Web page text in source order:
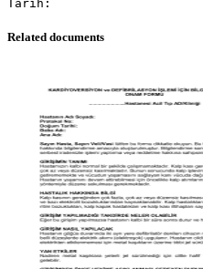
Related documents